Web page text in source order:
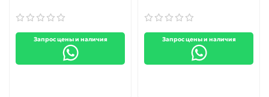
Запрос цены и наличия Запрос цены и наличия